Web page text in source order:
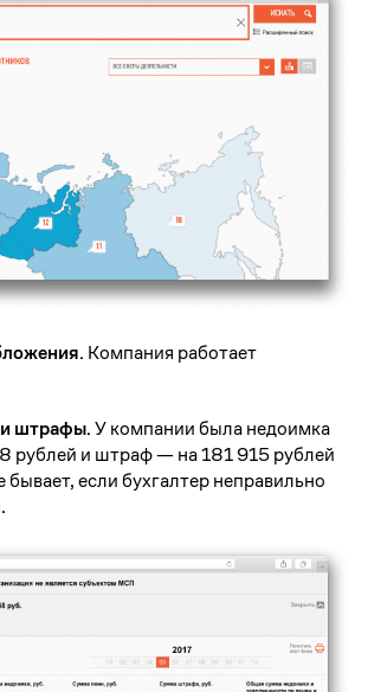
Компания работает
штрафы.У компании была недоимка
рублей и штраф — на 181 915 рублей
бывает, если бухгалтер неправильно